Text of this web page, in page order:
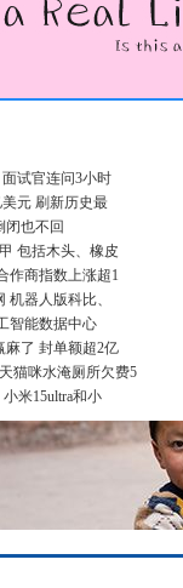
面试官连问3小时
元 刷新历史最
闭也不回
包括木头、橡皮
作商指数上涨超1
器人版科比、
智能数据中心
麻了 封单额超2亿
猫咪水淹厕所欠费5
米15ultra和小